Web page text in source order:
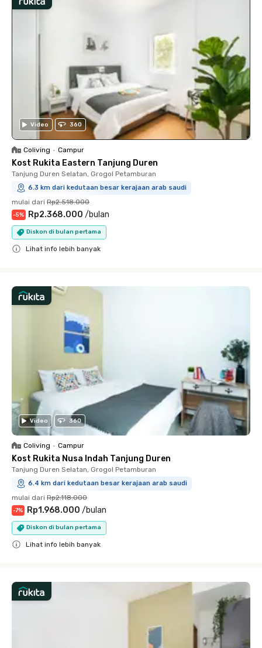
Video 360
Coliving • Campur
Kost Rukita Eastern Tanjung Duren
Tanjung Duren Selatan, Grogol Petamburan
6.3 km dari kedutaan besar kerajaan arab saudi
mulai dari Rp2.518.000
-5% Rp2.368.000 /bulan
Diskon di bulan pertama
Lihat info lebih banyak
Video 360
Coliving • Campur
Kost Rukita Nusa Indah Tanjung Duren
Tanjung Duren Selatan, Grogol Petamburan
6.4 km dari kedutaan besar kerajaan arab saudi
mulai dari Rp2.118.000
-7% Rp1.968.000 /bulan
Diskon di bulan pertama
Lihat info lebih banyak